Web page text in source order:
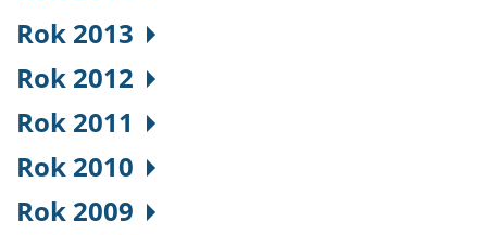
Rok 2013
Rok 2012
Rok 2011
Rok 2010
Rok 2009